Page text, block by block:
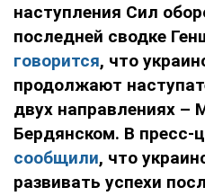
наступления Сил
последней сводке
говорится, что
продолжают
двух направлениях –
Бердянском. В пресс-
сообщили, что
развивать успехи